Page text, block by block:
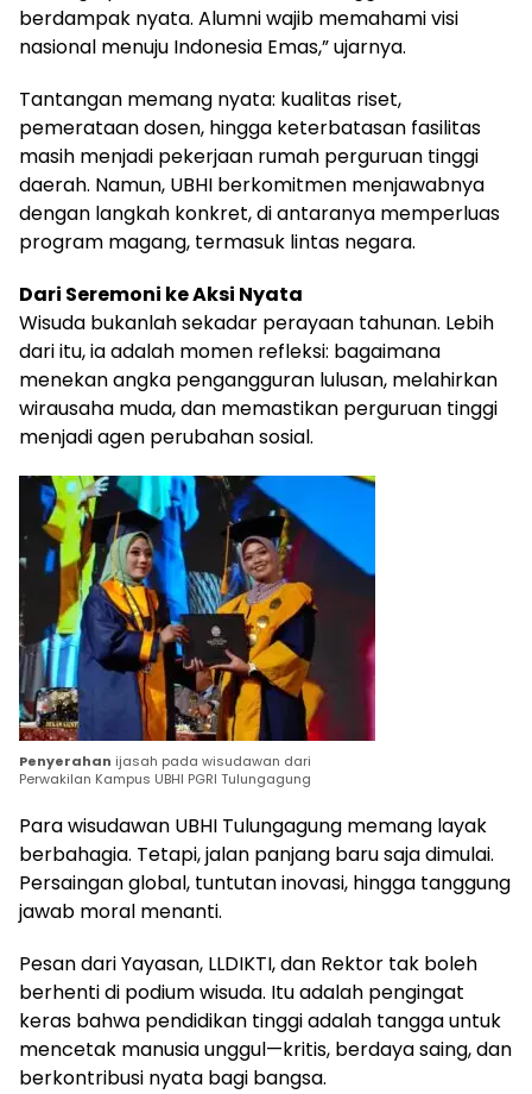
berdampak nyata. Alumni wajib memahami visi
nasional menuju Indonesia Emas,” ujarnya.
Tantangan memang nyata: kualitas riset,
pemerataan dosen, hingga keterbatasan fasilitas
masih menjadi pekerjaan rumah perguruan tinggi
daerah. Namun, UBHI berkomitmen menjawabnya
dengan langkah konkret, di antaranya memperluas
program magang, termasuk lintas negara.
Dari Seremoni ke Aksi Nyata
Wisuda bukanlah sekadar perayaan tahunan. Lebih
dari itu, ia adalah momen refleksi: bagaimana
menekan angka pengangguran lulusan, melahirkan
wirausaha muda, dan memastikan perguruan tinggi
menjadi agen perubahan sosial.
Penyerahan ijasah pada wisudawan dari
Perwakilan Kampus UBHI PGRI Tulungagung
Para wisudawan UBHI Tulungagung memang layak
berbahagia. Tetapi, jalan panjang baru saja dimulai.
Persaingan global, tuntutan inovasi, hingga tanggung
jawab moral menanti.
Pesan dari Yayasan, LLDIKTI, dan Rektor tak boleh
berhenti di podium wisuda. Itu adalah pengingat
keras bahwa pendidikan tinggi adalah tangga untuk
mencetak manusia unggul—kritis, berdaya saing, dan
berkontribusi nyata bagi bangsa.